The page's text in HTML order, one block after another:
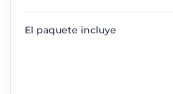
El paquete incluye